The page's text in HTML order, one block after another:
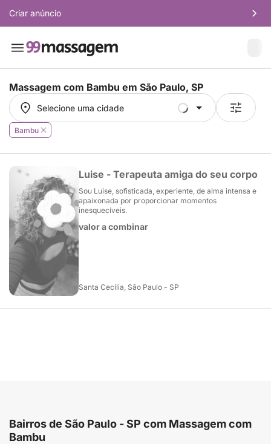
Criar anúncio
Massagem com Bambu em São Paulo, SP
Selecione uma cidade
Selecione uma cidade
Bambu
Luise - Terapeuta amiga do seu corpo
Sou Luise, sofisticada, experiente, de alma intensa e
apaixonada por proporcionar momentos
inesquecíveis.
valor a combinar
Santa Cecília, São Paulo - SP
Bairros de São Paulo - SP com Massagem com
Bambu